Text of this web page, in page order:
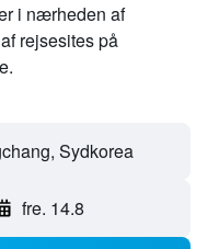
i nærheden af
rejsesites på
Sydkorea
fre. 14.8